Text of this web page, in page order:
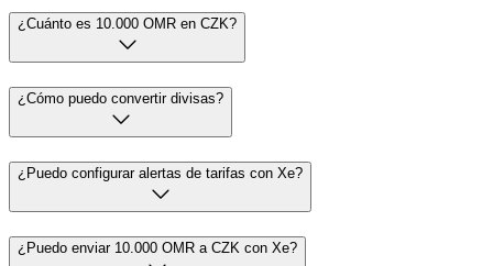
¿Cuánto es 10.000 OMR en CZK?
¿Cómo puedo convertir divisas?
¿Puedo configurar alertas de tarifas con Xe?
¿Puedo enviar 10.000 OMR a CZK con Xe?